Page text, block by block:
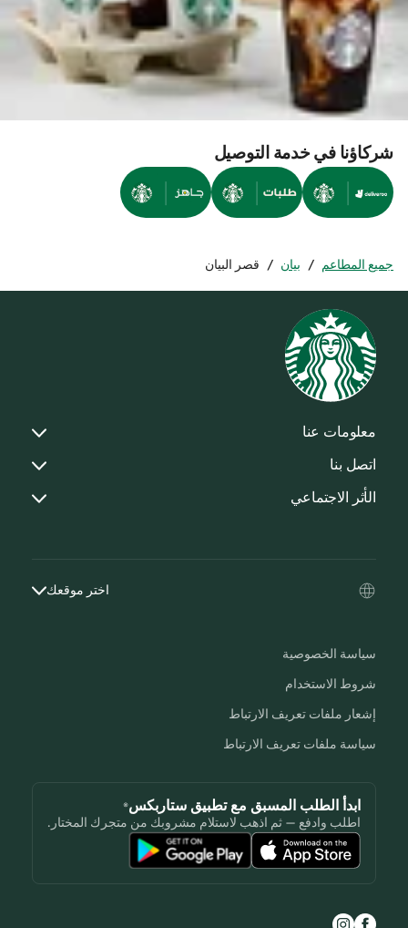
شركاؤنا في خدمة التوصيل
جميع المطاعم / بيان / قصر البيان
معلومات عنا
اتصل بنا
الأثر الاجتماعي
اختر موقعك
سياسة الخصوصية
شروط الاستخدام
إشعار ملفات تعريف الارتباط
سياسة ملفات تعريف الارتباط
ابدأ الطلب المسبق مع تطبيق ستاربكس®
اطلب وادفع — ثم اذهب لاستلام مشروبك من متجرك المختار.